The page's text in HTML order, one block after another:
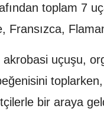
toplam 7
Fransızca,
akrobasi uçuşu,
bir araya